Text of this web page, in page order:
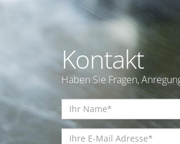
Kontakt
Haben Sie Fragen,